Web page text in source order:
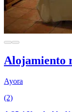
Alojamiento
Ayora
(2)